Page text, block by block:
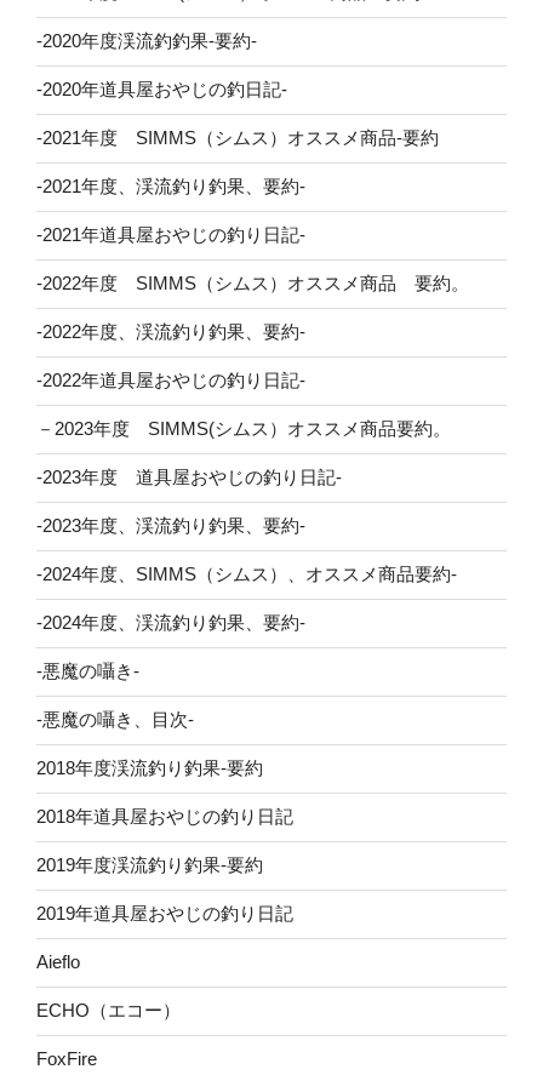
-2020年度渓流釣釣果-要約-
-2020年道具屋おやじの釣日記-
-2021年度 SIMMS（シムス）オススメ商品-要約
-2021年度、渓流釣り釣果、要約-
-2021年道具屋おやじの釣り日記-
-2022年度 SIMMS（シムス）オススメ商品 要約。
-2022年度、渓流釣り釣果、要約-
-2022年道具屋おやじの釣り日記-
－2023年度 SIMMS(シムス）オススメ商品要約。
-2023年度 道具屋おやじの釣り日記-
-2023年度、渓流釣り釣果、要約-
-2024年度、SIMMS（シムス）、オススメ商品要約-
-2024年度、渓流釣り釣果、要約-
-悪魔の囁き-
-悪魔の囁き、目次-
2018年度渓流釣り釣果-要約
2018年道具屋おやじの釣り日記
2019年度渓流釣り釣果-要約
2019年道具屋おやじの釣り日記
Aieflo
ECHO（エコー）
FoxFire